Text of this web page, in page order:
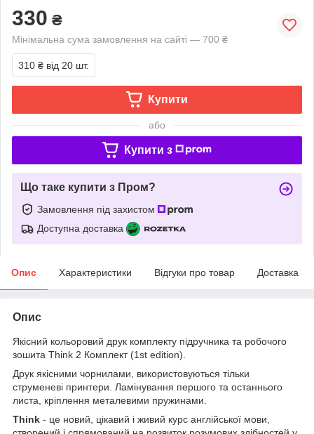
330 ₴
Мінімальна сума замовлення на сайті — 700 ₴
310 ₴ від 20 шт.
Купити
або
Купити з
Що таке купити з Пром?
Замовлення під захистом
Доступна доставка
Опис Характеристики Відгуки про товар Доставка
Опис
Якісний кольоровий друк комплекту підручника та робочого
зошита Think 2 Комплект (1st edition).
Друк якісними чорнилами, використовуються тільки
струменеві принтери. Ламінування першого та останнього
листа, кріплення металевими пружинами.
Think - це новий, цікавий і живий курс англійської мови,